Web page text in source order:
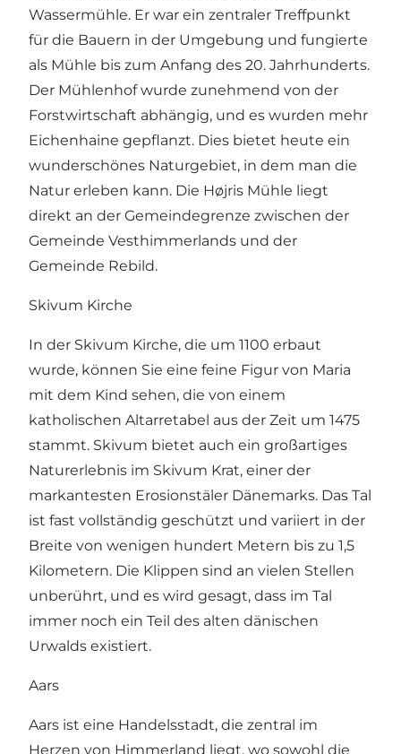
Wassermühle. Er war ein zentraler Treffpunkt
für die Bauern in der Umgebung und fungierte
als Mühle bis zum Anfang des 20. Jahrhunderts.
Der Mühlenhof wurde zunehmend von der
Forstwirtschaft abhängig, und es wurden mehr
Eichenhaine gepflanzt. Dies bietet heute ein
wunderschönes Naturgebiet, in dem man die
Natur erleben kann. Die Højris Mühle liegt
direkt an der Gemeindegrenze zwischen der
Gemeinde Vesthimmerlands und der
Gemeinde Rebild.
Skivum Kirche
In der Skivum Kirche, die um 1100 erbaut
wurde, können Sie eine feine Figur von Maria
mit dem Kind sehen, die von einem
katholischen Altarretabel aus der Zeit um 1475
stammt. Skivum bietet auch ein großartiges
Naturerlebnis im Skivum Krat, einer der
markantesten Erosionstäler Dänemarks. Das Tal
ist fast vollständig geschützt und variiert in der
Breite von wenigen hundert Metern bis zu 1,5
Kilometern. Die Klippen sind an vielen Stellen
unberührt, und es wird gesagt, dass im Tal
immer noch ein Teil des alten dänischen
Urwalds existiert.
Aars
Aars ist eine Handelsstadt, die zentral im
Herzen von Himmerland liegt, wo sowohl die